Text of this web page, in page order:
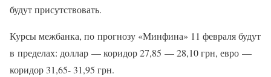
будут присутствовать.
Курсы межбанка, по прогнозу «Минфина» 11 февраля будут
в пределах: доллар — коридор 27,85 — 28,10 грн, евро —
коридор 31,65- 31,95 грн.